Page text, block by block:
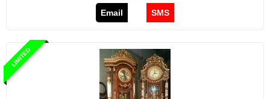
Email SMS
LIMITED